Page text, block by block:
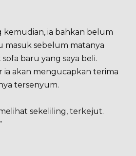
kemudian, ia bahkan belum
masuk sebelum matanya
baru yang saya beli.
ia akan mengucapkan terima
tersenyum.
sekeliling, terkejut.